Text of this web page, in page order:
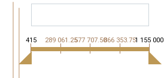
415 289 061.25577 707.50866 353.751 155 000